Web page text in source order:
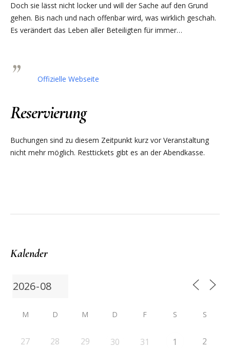
Doch sie lässt nicht locker und will der Sache auf den Grund
gehen. Bis nach und nach offenbar wird, was wirklich geschah.
Es verändert das Leben aller Beteiligten für immer…
Offizielle Webseite
Reservierung
Buchungen sind zu diesem Zeitpunkt kurz vor Veranstaltung
nicht mehr möglich. Resttickets gibt es an der Abendkasse.
Kalender
M D M D F S S
27 28 29 30 31 1 2